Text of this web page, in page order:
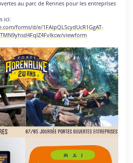
au parc de Rennes pour les entreprises
ici:
forms/d/e/1FAIpQLScydUcR1GgAT-
viewform